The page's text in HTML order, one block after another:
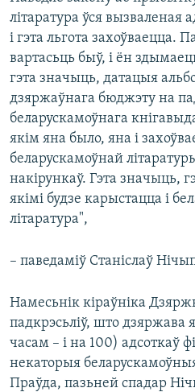
літаратура ўся вызваленая
і гэта льгота захоўваецца.
вартасьць быў, і ён
гэта значыць, датацыя
дзяржаўнага бюджэту на
беларускамоўнага
якім яна было, яна і
беларускамоўнай
накірункаў. Гэта значыць,
якімі будзе карыстацца і
літаратура",
– паведаміў Станіслаў
Намесьнік кіраўніка
падкрэсьліў, што дзяржава
часам – і на 100) адсоткаў
некаторыя
Праўда, пазьней спадар